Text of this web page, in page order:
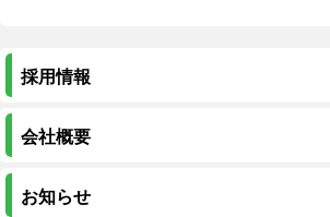
採用情報
会社概要
お知らせ